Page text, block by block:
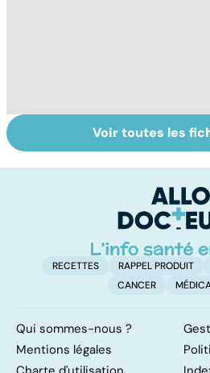
pilonidal, un
Voir toutes les
RECETTES RAPPEL PRODUIT
CANCER
Qui sommes-nous ?
Mentions légales